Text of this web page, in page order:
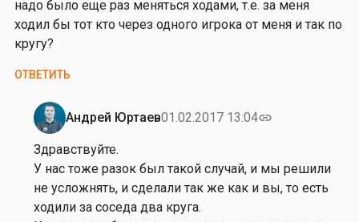
надо было еще раз меняться ходами, т.е. за меня
ходил бы тот кто через одного игрока от меня и так по
кругу?
ОТВЕТИТЬ
Андрей Юртаев01.02.2017 13:04link
Ответ
на
от
С
в
Здравствуйте.
У нас тоже разок был такой случай, и мы решили
не усложнять, и сделали так же как и вы, то есть
ходили за соседа два круга.